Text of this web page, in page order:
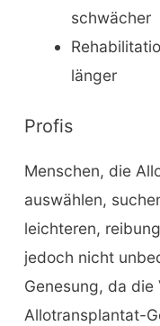
schwächer
länger
Profis
Menschen, die
auswählen,
leichteren,
jedoch nicht
Genesung, da
Allotransplantat-